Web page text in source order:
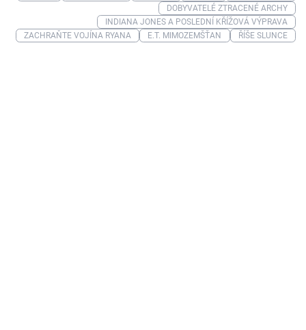
DOBYVATELÉ ZTRACENÉ ARCHY
INDIANA JONES A POSLEDNÍ KŘÍŽOVÁ VÝPRAVA
ZACHRAŇTE VOJÍNA RYANA
E.T. MIMOZEMŠŤAN ŘÍŠE SLUNCE